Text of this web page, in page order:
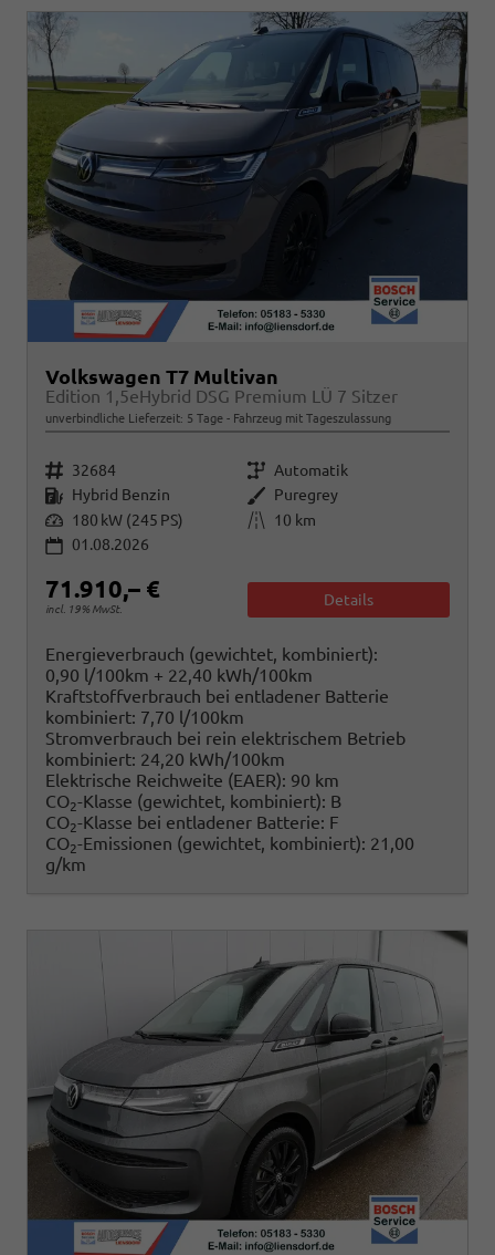
Volkswagen T7 Multivan
Edition 1,5eHybrid DSG Premium LÜ 7 Sitzer
unverbindliche Lieferzeit: 5 Tage Fahrzeug mit Tageszulassung
Fahrzeugnr. 32684 Getriebe Automatik
Kraftstoff Hybrid Benzin Außenfarbe Puregrey
Leistung 180 kW (245 PS) Kilometerstand
10 km
01.08.2026
71.910,– €
incl. 19% MwSt.
Details
Energieverbrauch (gewichtet, kombiniert):
0,90 l/100km + 22,40 kWh/100km
Kraftstoffverbrauch bei entladener Batterie
kombiniert: 7,70 l/100km
Stromverbrauch bei rein elektrischem Betrieb
kombiniert: 24,20 kWh/100km
Elektrische Reichweite (EAER): 90 km
CO2-Klasse (gewichtet, kombiniert): B
CO2-Klasse bei entladener Batterie: F
CO2-Emissionen (gewichtet, kombiniert): 21,00
g/km